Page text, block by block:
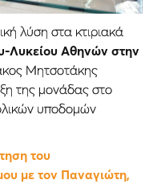
λύση στα κτιριακά
Λυκείου Αθηνών στην
Μητσοτάκης
της μονάδας στο
υποδομών
του
με τον Παναγιώτη,